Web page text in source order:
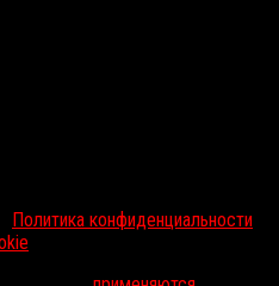
Политика конфиденциальности